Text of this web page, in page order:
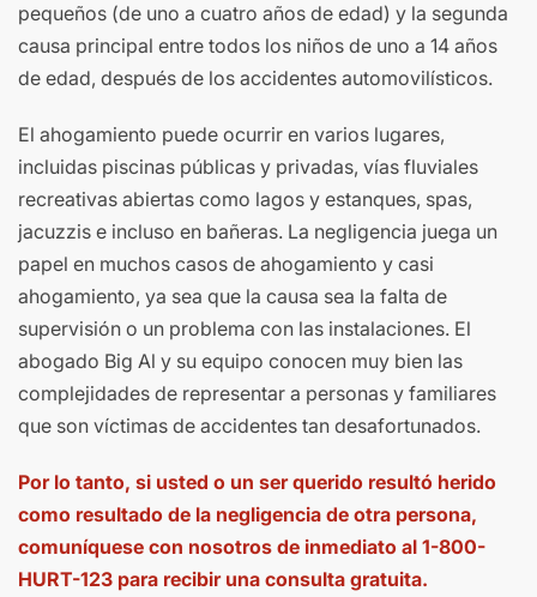
pequeños (de uno a cuatro años de edad) y la segunda
causa principal entre todos los niños de uno a 14 años
de edad, después de los accidentes automovilísticos.
El ahogamiento puede ocurrir en varios lugares,
incluidas piscinas públicas y privadas, vías fluviales
recreativas abiertas como lagos y estanques, spas,
jacuzzis e incluso en bañeras. La negligencia juega un
papel en muchos casos de ahogamiento y casi
ahogamiento, ya sea que la causa sea la falta de
supervisión o un problema con las instalaciones. El
abogado Big Al y su equipo conocen muy bien las
complejidades de representar a personas y familiares
que son víctimas de accidentes tan desafortunados.
Por lo tanto, si usted o un ser querido resultó herido
como resultado de la negligencia de otra persona,
comuníquese con nosotros de inmediato al 1-800-
HURT-123 para recibir una consulta gratuita.